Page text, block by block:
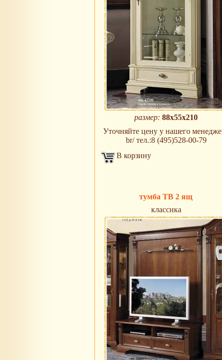
размер: 88x55x210
Уточняйте цену у нашего
br/ тел.:8 (495)528-00-79
В корзину
тумба ТВ 2 ящ
классика